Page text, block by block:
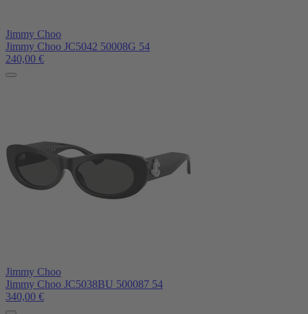
Jimmy Choo
Jimmy Choo JC5042 50008G 54
240,00 €
Jimmy Choo
Jimmy Choo JC5038BU 500087 54
340,00 €